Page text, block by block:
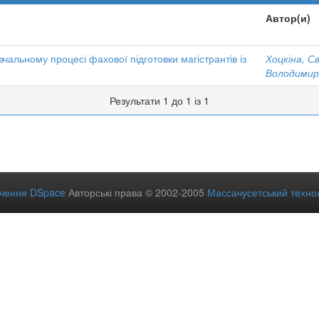
Автор(и)
процесі фахової підготовки магістрантів із
Хоцкіна,
Результати 1 до 1 із 1
DSpace Авторські права © 2002-2005 Массачусетський